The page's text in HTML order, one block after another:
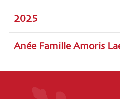
2025
Anée Famille Amoris